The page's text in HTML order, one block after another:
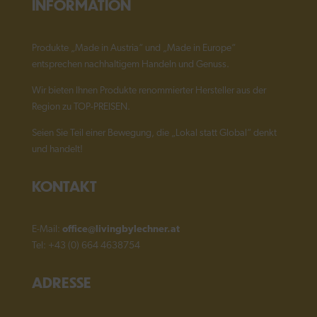
INFORMATION
Produkte „Made in Austria“ und „Made in Europe“
entsprechen nachhaltigem Handeln und Genuss.
Wir bieten Ihnen Produkte renommierter Hersteller aus der
Region zu TOP-PREISEN.
Seien Sie Teil einer Bewegung, die „Lokal statt Global“ denkt
und handelt!
KONTAKT
E-Mail: office@livingbylechner.at
Tel: +43 (0) 664 4638754
ADRESSE